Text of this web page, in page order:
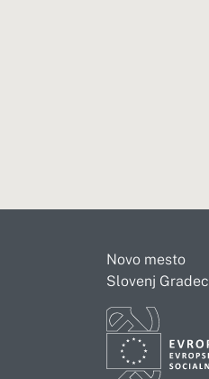
Novo mesto
Slovenj Gradec